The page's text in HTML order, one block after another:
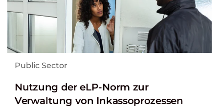
Public Sector
Nutzung der eLP-Norm zur
Verwaltung von Inkassoprozessen